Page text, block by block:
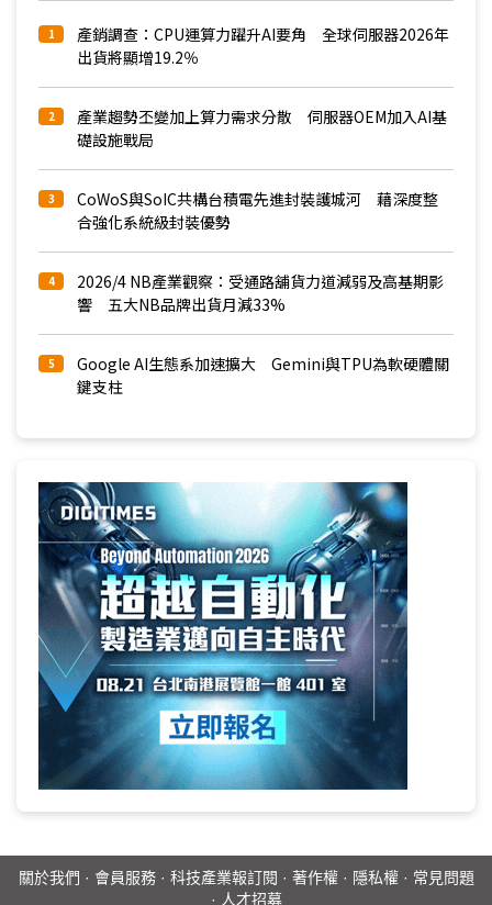
1
產銷調查：CPU運算力躍升AI要角 全球伺服器2026年
出貨將顯增19.2％
2
產業趨勢丕變加上算力需求分散 伺服器OEM加入AI基
礎設施戰局
3
CoWoS與SoIC共構台積電先進封裝護城河 藉深度整
合強化系統級封裝優勢
4
2026/4 NB產業觀察：受通路舖貨力道減弱及高基期影
響 五大NB品牌出貨月減33%
5
Google AI生態系加速擴大 Gemini與TPU為軟硬體關
鍵支柱
關於我們 · 會員服務· 科技產業報訂閱 · 著作權· 隱私權· 常見問題
· 人才招募